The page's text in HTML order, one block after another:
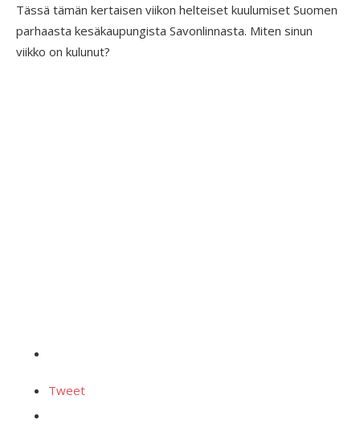
Tässä tämän kertaisen viikon helteiset kuulumiset Suomen
parhaasta kesäkaupungista Savonlinnasta. Miten sinun
viikko on kulunut?
Tweet